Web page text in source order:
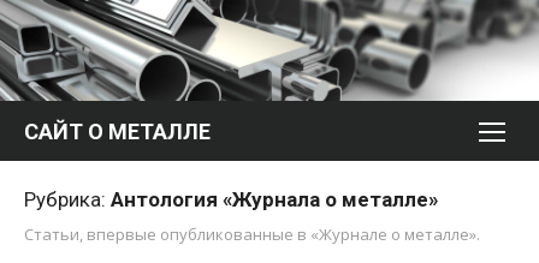
Перейти
к
содержимому
САЙТ О МЕТАЛЛЕ
Рубрика: Антология «Журнала о металле»
Статьи, впервые опубликованные в «Журнале о металле».